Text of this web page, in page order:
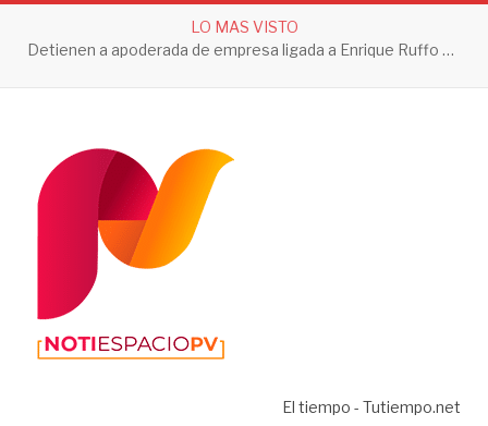
LO MAS VISTO
Detienen a apoderada de empresa ligada a Enrique Ruffo por investigación de Huachicol Fiscal
El tiempo - Tutiempo.net